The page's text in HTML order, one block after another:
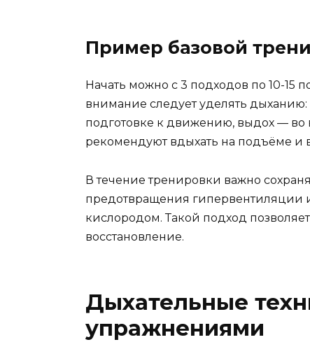
Пример базовой
Начать можно с 3 подходов по 10-15
внимание следует уделять
подготовке к движению, выдох —
рекомендуют вдыхать на подъёме и
В течение тренировки важно
предотвращения гипервентиляции
кислородом. Такой подход
восстановление.
Дыхательные
упражнениями